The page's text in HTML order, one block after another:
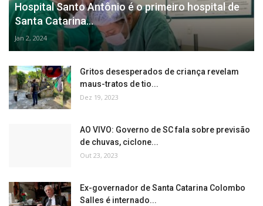
Hospital Santo Antônio é o primeiro hospital de
Santa Catarina...
Jan 2, 2024
Gritos desesperados de criança revelam
maus-tratos de tio...
Dez 19, 2023
AO VIVO: Governo de SC fala sobre previsão
de chuvas, ciclone...
Out 23, 2023
Ex-governador de Santa Catarina Colombo
Salles é internado...